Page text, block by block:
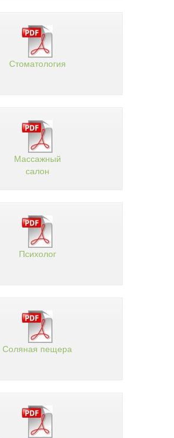
Стоматология
Массажный
салон
Психолог
Соляная пещера